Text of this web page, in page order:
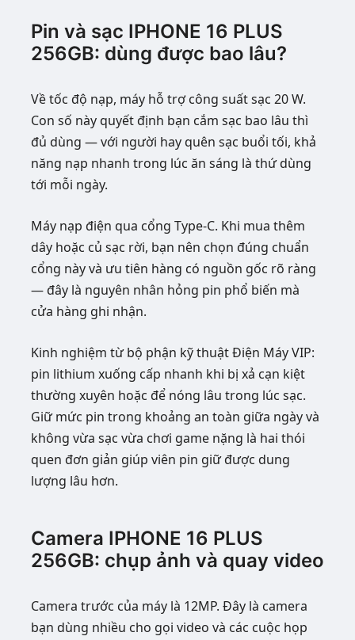
Pin và sạc IPHONE 16 PLUS
256GB: dùng được bao lâu?
Về tốc độ nạp, máy hỗ trợ công suất sạc 20 W.
Con số này quyết định bạn cắm sạc bao lâu thì
đủ dùng — với người hay quên sạc buổi tối, khả
năng nạp nhanh trong lúc ăn sáng là thứ dùng
tới mỗi ngày.
Máy nạp điện qua cổng Type-C. Khi mua thêm
dây hoặc củ sạc rời, bạn nên chọn đúng chuẩn
cổng này và ưu tiên hàng có nguồn gốc rõ ràng
— đây là nguyên nhân hỏng pin phổ biến mà
cửa hàng ghi nhận.
Kinh nghiệm từ bộ phận kỹ thuật Điện Máy VIP:
pin lithium xuống cấp nhanh khi bị xả cạn kiệt
thường xuyên hoặc để nóng lâu trong lúc sạc.
Giữ mức pin trong khoảng an toàn giữa ngày và
không vừa sạc vừa chơi game nặng là hai thói
quen đơn giản giúp viên pin giữ được dung
lượng lâu hơn.
Camera IPHONE 16 PLUS
256GB: chụp ảnh và quay video
Camera trước của máy là 12MP. Đây là camera
bạn dùng nhiều cho gọi video và các cuộc họp